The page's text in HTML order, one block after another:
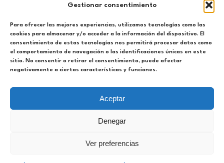
Gestionar consentimiento
Para ofrecer las mejores experiencias, utilizamos tecnologías como las
cookies para almacenar y/o acceder a la información del dispositivo. El
consentimiento de estas tecnologías nos permitirá procesar datos como
el comportamiento de navegación o las identificaciones únicas en este
sitio. No consentir o retirar el consentimiento, puede afectar
negativamente a ciertas características y funciones.
Aceptar
Denegar
Ver preferencias
Búsqueda por categorías
Búsqueda